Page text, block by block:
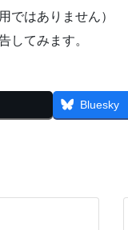
ではありません）
してみます。
Bluesky